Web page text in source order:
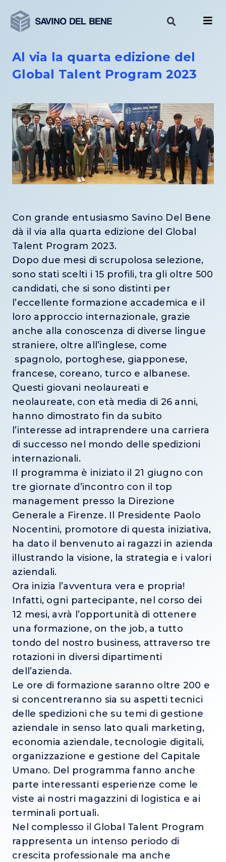
contenuto
Al via la quarta edizione del
Global Talent Program 2023
Con grande entusiasmo Savino Del Bene
dà il via alla quarta edizione del Global
Talent Program 2023.
Dopo due mesi di scrupolosa selezione,
sono stati scelti i 15 profili, tra gli oltre 500
candidati, che si sono distinti per
l’eccellente formazione accademica e il
loro approccio internazionale, grazie
anche alla conoscenza di diverse lingue
straniere, oltre all’inglese, come
spagnolo, portoghese, giapponese,
francese, coreano, turco e albanese.
Questi giovani neolaureati e
neolaureate, con età media di 26 anni,
hanno dimostrato fin da subito
l’interesse ad intraprendere una carriera
di successo nel mondo delle spedizioni
internazionali.
Il programma è iniziato il 21 giugno con
tre giornate d’incontro con il top
management presso la Direzione
Generale a Firenze. Il Presidente Paolo
Nocentini, promotore di questa iniziativa,
ha dato il benvenuto ai ragazzi in azienda
illustrando la visione, la strategia e i valori
aziendali.
Ora inizia l’avventura vera e propria!
Infatti, ogni partecipante, nel corso dei
12 mesi, avrà l’opportunità di ottenere
una formazione, on the job, a tutto
tondo del nostro business, attraverso tre
rotazioni in diversi dipartimenti
dell’azienda.
Le ore di formazione saranno oltre 200 e
si concentreranno sia su aspetti tecnici
delle spedizioni che su temi di gestione
aziendale in senso lato quali marketing,
economia aziendale, tecnologie digitali,
organizzazione e gestione del Capitale
Umano. Del programma fanno anche
parte interessanti esperienze come le
viste ai nostri magazzini di logistica e ai
terminali portuali.
Nel complesso il Global Talent Program
rappresenta un intenso periodo di
crescita professionale ma anche